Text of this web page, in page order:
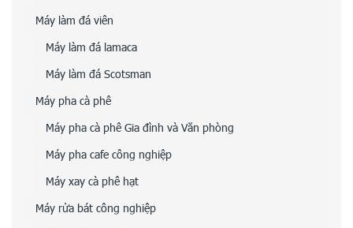
Máy làm đá viên
Máy làm đá lamaca
Máy làm đá Scotsman
Máy pha cà phê
Máy pha cà phê Gia đình và Văn phòng
Máy pha cafe công nghiệp
Máy xay cà phê hạt
Máy rửa bát công nghiệp